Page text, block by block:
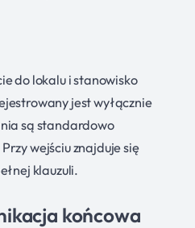
do lokalu i stanowisko
jest wyłącznie
są standardowo
wejściu znajduje się
klauzuli.
końcowa